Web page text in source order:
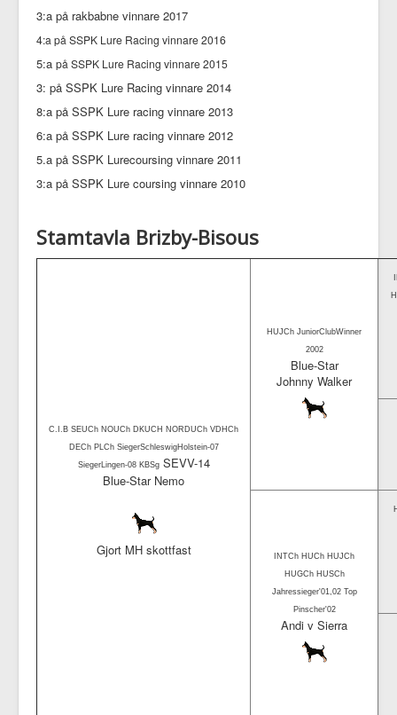
3:a på rakbabne vinnare 2017
4:a på SSPK Lure Racing vinnare 2016
5:a på SSPK Lure Racing vinnare 2015
3: på SSPK Lure Racing vinnare 2014
8:a på SSPK Lure racing vinnare 2013
6:a på SSPK Lure racing vinnare 2012
5.a på SSPK Lurecoursing vinnare 2011
3:a på SSPK Lure coursing vinnare 2010
Stamtavla Brizby-Bisous
C.I.B SEUCh NOUCh DKUCH NORDUCh VDHCh
DECh PLCh SiegerSchleswigHolstein-07
SiegerLingen-08 KBSgSEVV-14
Blue-Star Nemo
Gjort MH skottfast
HUJCh JuniorClubWinner
2002
Blue-Star
Johnny Walker
INTCh HUCh HUJCh
HUGCh HUSCh
Jahressieger'01,02 Top
Pinscher'02
Andi v Sierra